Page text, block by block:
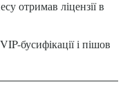
отримав ліцензії в
бусифікації і пішов